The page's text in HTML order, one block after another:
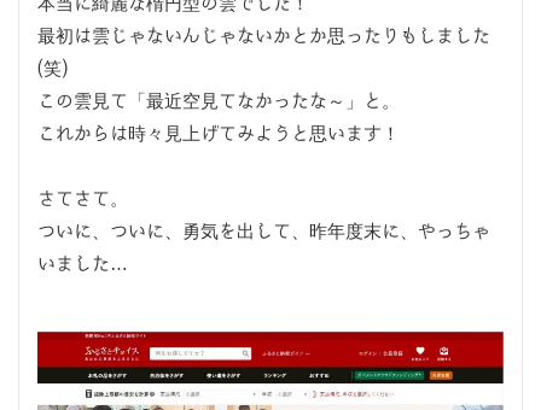
最初は雲じゃないんじゃないかとか思ったりもしました
(笑)
この雲見て「最近空見てなかったな～」と。
これからは時々見上げてみようと思います！
さてさて。
ついに、ついに、勇気を出して、昨年度末に、やっちゃ
いました…